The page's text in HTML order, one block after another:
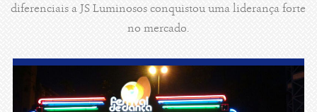
diferenciais a JS Luminosos conquistou uma liderança forte
no mercado.